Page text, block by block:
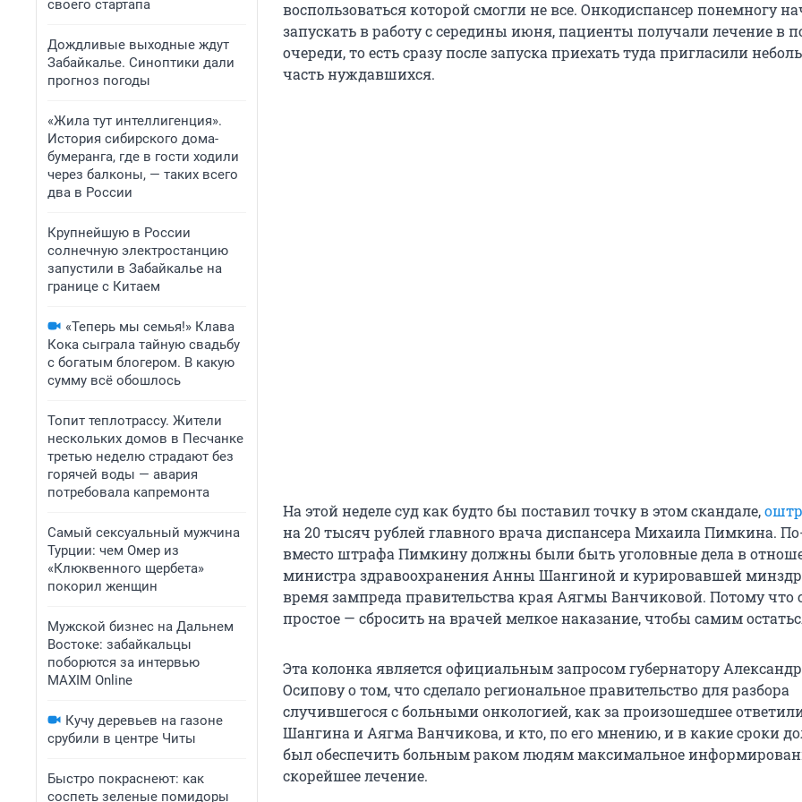
своего стартапа
Дождливые выходные ждут
Забайкалье. Синоптики дали
прогноз погоды
«Жила тут интеллигенция».
История сибирского дома-
бумеранга, где в гости ходили
через балконы, — таких всего
два в России
Крупнейшую в России
солнечную электростанцию
запустили в Забайкалье на
границе с Китаем
«Теперь мы семья!» Клава
Кока сыграла тайную свадьбу
с богатым блогером. В какую
сумму всё обошлось
Топит теплотрассу. Жители
нескольких домов в Песчанке
третью неделю страдают без
горячей воды — авария
потребовала капремонта
Самый сексуальный мужчина
Турции: чем Омер из
«Клюквенного щербета»
покорил женщин
Мужской бизнес на Дальнем
Востоке: забайкальцы
поборются за интервью
MAXIM Online
Кучу деревьев на газоне
срубили в центре Читы
Быстро покраснеют: как
соспеть зеленые помидоры
воспользоваться которой смогли не все. Онкодиспансер понемногу
запускать в работу с середины июня, пациенты получали лечение в
очереди, то есть сразу после запуска приехать туда пригласили
часть нуждавшихся.
На этой неделе суд как будто бы поставил точку в этом скандале,
на 20 тысяч рублей главного врача диспансера Михаила Пимкина.
вместо штрафа Пимкину должны были быть уголовные дела в
министра здравоохранения Анны Шангиной и курировавшей
время зампреда правительства края Аягмы Ванчиковой. Потому что
простое — сбросить на врачей мелкое наказание, чтобы самим
Эта колонка является официальным запросом губернатору
Осипову о том, что сделало региональное правительство для разбора
случившегося с больными онкологией, как за произошедшее
Шангина и Аягма Ванчикова, и кто, по его мнению, и в какие сроки
был обеспечить больным раком людям максимальное
скорейшее лечение.